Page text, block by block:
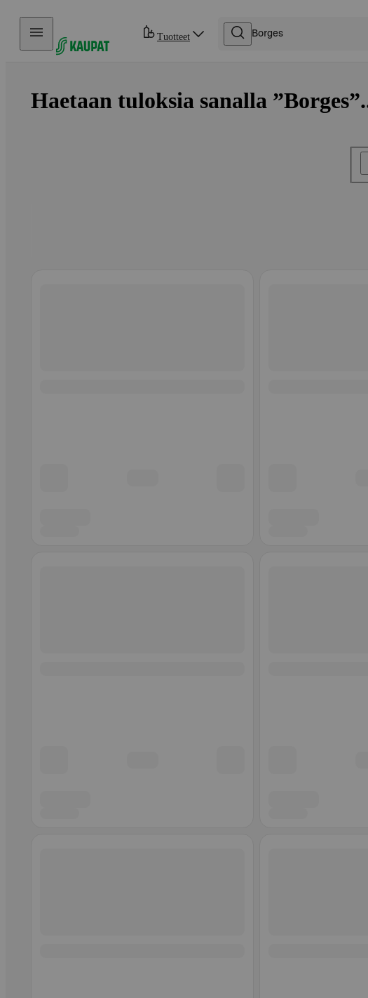
Hyppää sisältöön
Tuotteet
Haetaan tuloksia sanalla